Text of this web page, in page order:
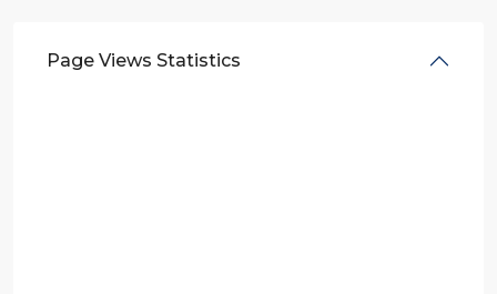
Page Views Statistics